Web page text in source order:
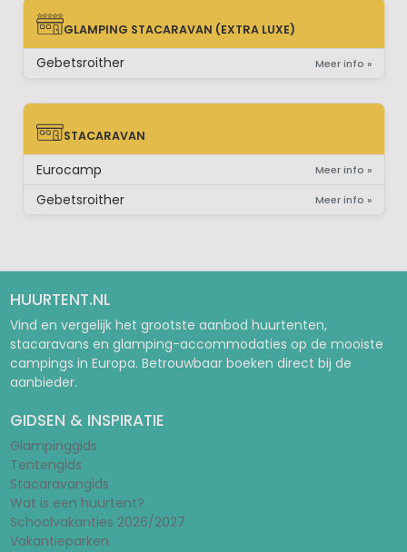
GLAMPING STACARAVAN (EXTRA LUXE)
GLAMPING STACARAVAN (EXTRA LUXE)
Gebetsroither Meer info »
STACARAVAN
STACARAVAN
Eurocamp Meer info »
Gebetsroither Meer info »
HUURTENT.NL
Vind en vergelijk het grootste aanbod huurtenten,
stacaravans en glamping-accommodaties op de mooiste
campings in Europa. Betrouwbaar boeken direct bij de
aanbieder.
GIDSEN & INSPIRATIE
Glampinggids
Tentengids
Stacaravangids
Wat is een huurtent?
Schoolvakanties 2026/2027
Vakantieparken